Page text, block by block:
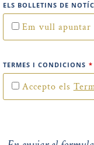
ELS BOLLETINS DE
Em vull
TERMES I CONDICIONS *
Accepto els